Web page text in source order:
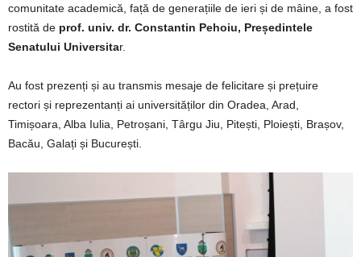
comunitate academică, față de generațiile de ieri și de mâine, a fost
rostită de prof. univ. dr. Constantin Pehoiu, Președintele
Senatului Universitar.
Au fost prezenți și au transmis mesaje de felicitare și prețuire
rectori și reprezentanți ai universităților din Oradea, Arad,
Timișoara, Alba Iulia, Petroșani, Târgu Jiu, Pitești, Ploiești, Brașov,
Bacău, Galați și București.